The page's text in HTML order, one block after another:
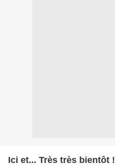
Ici et... Très très bientôt !